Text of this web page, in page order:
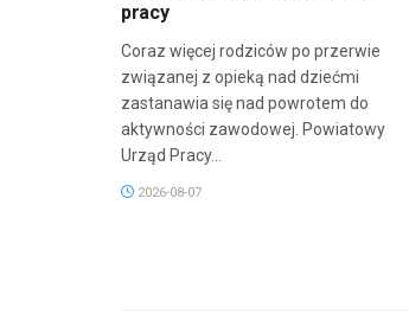
pracy
Coraz więcej rodziców po przerwie
związanej z opieką nad dziećmi
zastanawia się nad powrotem do
aktywności zawodowej. Powiatowy
Urząd Pracy...
2026-08-07